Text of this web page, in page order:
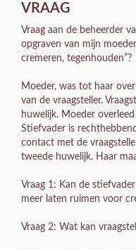
VRAAG
Vraag aan de beheerder
opgraven van mijn
cremeren, tegenhouden”?
Moeder, was tot haar
van de vraagsteller.
huwelijk. Moeder
Stiefvader is
contact met de
tweede huwelijk. Haar
Vraag 1: Kan de
meer laten ruimen voor
Vraag 2: Wat kan